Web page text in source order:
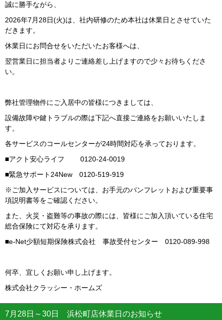
誠に勝手ながら、
2026年7月28日(火)は、社内研修のため本社は休業日とさせていた
だきます。
休業日にお問合せをいただいたお客様へは、
翌営業日に担当者よりご連絡差し上げますので少々お待ちくださ
い。
弊社管理物件にご入居中の皆様につきましては、
設備故障や鍵トラブルの際は下記へ直接ご連絡をお願いいたしま
す。
各サービスのコールセンターが24時間対応を承っております。
■アクト安心ライフ 0120-24-0019
■緊急サポート24New 0120-519-919
※ご加入サービスについては、お手元のパンフレットおよび重要事
項説明書等をご確認ください。
また、火災・盗難等の事故の際には、皆様にご加入頂いている住宅
総合保険にて対応を承ります。
■e-Net少額短期保険株式会社 事故受付センター 0120-089-998
何卒、宜しくお願い申し上げます。
株式会社クラッシー・ホームズ
7月28日～30日 浜松町店休業日のお知らせ